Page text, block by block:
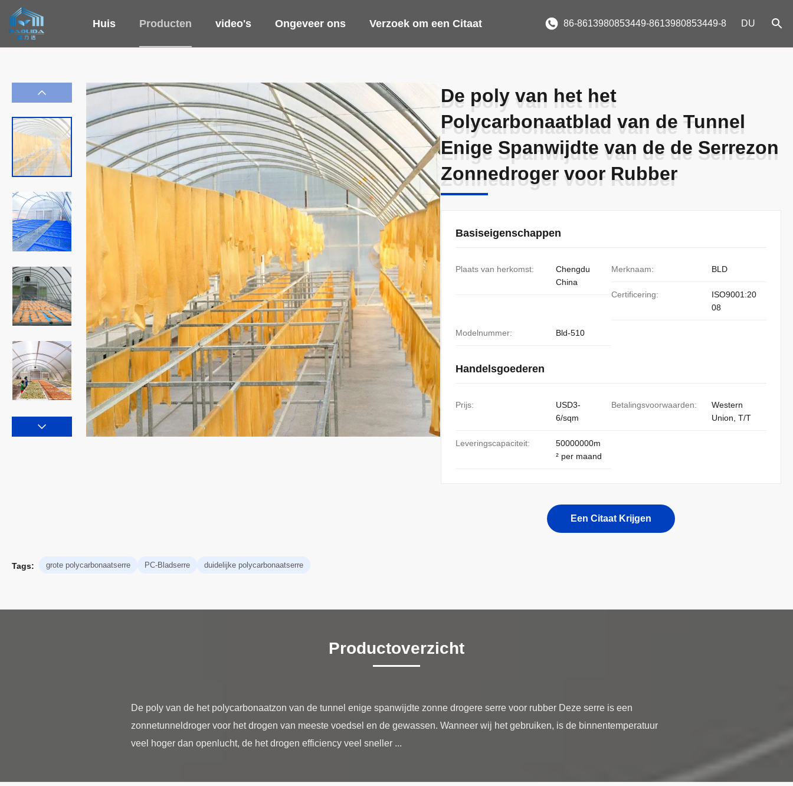
Huis Producten video's Ongeveer ons Verzoek om een Citaat 86-8613980853449-8613980853449-8 DU
De poly van het het
Polycarbonaatblad van de Tunnel
Enige Spanwijdte van de de Serrezon
Zonnedroger voor Rubber
De poly van het het
Polycarbonaatblad van de Tunnel
Enige Spanwijdte van de de Serrezon
Zonnedroger voor Rubber
Basiseigenschappen
Plaats van herkomst:
Chengdu
China
Merknaam: BLD
Certificering:
ISO9001:20
08
Modelnummer: Bld-510
Handelsgoederen
Prijs:
USD3-
6/sqm
Betalingsvoorwaarden:
Western
Union, T/T
Leveringscapaciteit:
50000000m
² per maand
Een Citaat Krijgen
Tags: grote polycarbonaatserre PC-Bladserre duidelijke polycarbonaatserre
Productoverzicht
De poly van de het polycarbonaatzon van de tunnel enige spanwijdte zonne drogere serre voor rubber Deze serre is een
zonnetunneldroger voor het drogen van meeste voedsel en de gewassen. Wanneer wij het gebruiken, is de binnentemperatuur